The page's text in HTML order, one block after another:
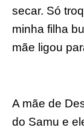
secar. Só
minha filha
mãe ligou
A mãe de
do Samu e